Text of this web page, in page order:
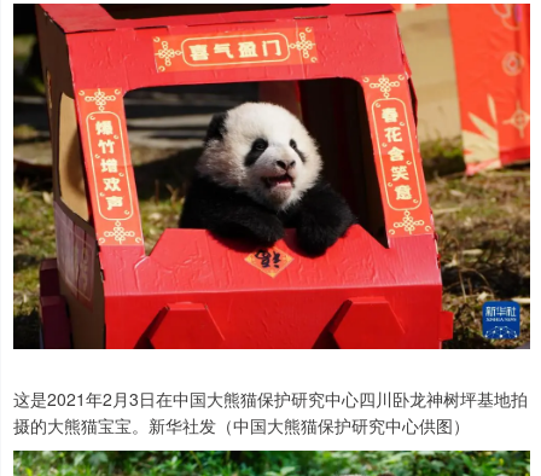
这是2021年2月3日在中国大熊猫保护研究中心四川卧龙神树坪基地拍
摄的大熊猫宝宝。新华社发（中国大熊猫保护研究中心供图）